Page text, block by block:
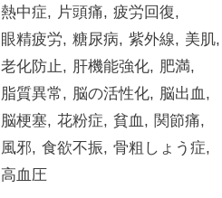
熱中症
片頭痛
疲労回復
眼精疲労
糖尿病 紫外線
美肌
老化防止
肝機能強化
肥満
脂質異常
脳の活性化
脳出血
脳梗塞
花粉症 貧血
関節痛
風邪
食欲不振
骨粗しょう症
高血圧